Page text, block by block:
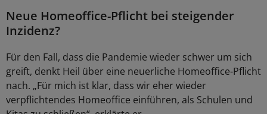
Neue Homeoffice-Pflicht bei steigender
Inzidenz?
Für den Fall, dass die Pandemie wieder schwer um sich
greift, denkt Heil über eine neuerliche Homeoffice-Pflicht
nach. „Für mich ist klar, dass wir eher wieder
verpflichtendes Homeoffice einführen, als Schulen und